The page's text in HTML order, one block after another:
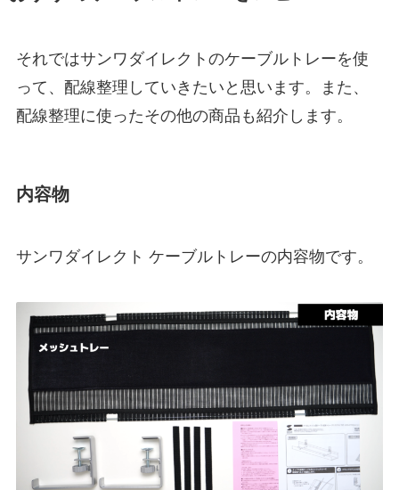
それではサンワダイレクトのケーブルトレーを使
って、配線整理していきたいと思います。また、
配線整理に使ったその他の商品も紹介します。
内容物
サンワダイレクト ケーブルトレーの内容物です。